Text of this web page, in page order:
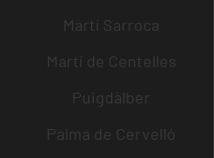
Martí Sarroca
Martí de Centelles
Puigdàlber
Palma de Cervelló